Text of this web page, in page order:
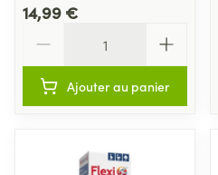
14,99 €
Ajouter au panier